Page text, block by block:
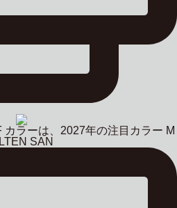
カラーは、2027年の注目カラー M
SAN